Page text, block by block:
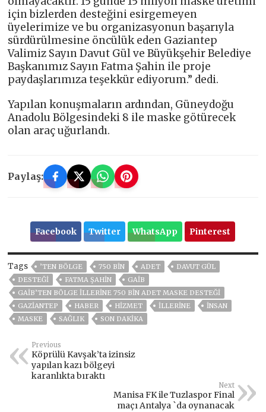
için bizlerden desteğini esirgemeyen
üyelerimize ve bu organizasyonun başarıyla
sürdürülmesine öncülük eden Gaziantep
Valimiz Sayın Davut Gül ve Büyükşehir Belediye
Başkanımız Sayın Fatma Şahin ile proje
paydaşlarımıza teşekkür ediyorum.” dedi.
Yapılan konuşmaların ardından, Güneydoğu
Anadolu Bölgesindeki 8 ile maske götürecek
olan araç uğurlandı.
Paylaş:
Facebook Twitter WhatsApp Pinterest
Tags ’TEN BÖLGE 750 BIN ADET
DAVUT GÜL
DESTEĞI
FATMA ŞAHİN
GAİB
GAİB’TEN BÖLGE İLLERINE 750 BIN ADET MASKE DESTEĞI
GAZIANTEP
HABER HİZMET İLLERINE
İNSAN
MASKE
SAĞLIK SON DAKIKA
Previous
Köprülü Kavşak’ta izinsiz
yapılan kazı bölgeyi
karanlıkta bıraktı
Next
Manisa FK ile Tuzlaspor Final
maçı Antalya `da oynanacak